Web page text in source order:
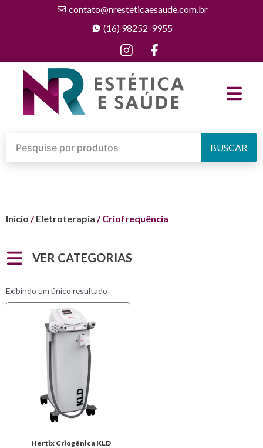
contato@nresteticaesaude.com.br
(16) 98252-9955
BUSCAR
Início /Eletroterapia / Criofrequência
VER CATEGORIAS
Exibindo um único resultado
Hertix Criogênica KLD